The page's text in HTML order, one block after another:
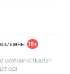
18+
o'tkazish
qizi